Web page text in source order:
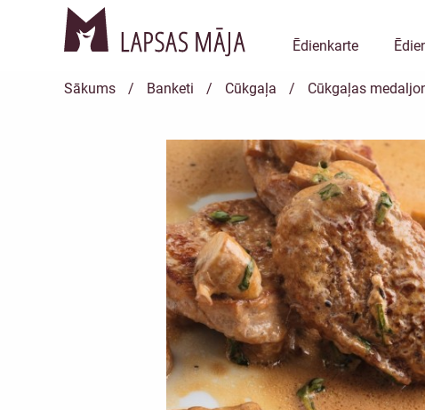
Ēdienkarte
Sākums
/ Banketi / Cūkgaļa / Cūkgaļas